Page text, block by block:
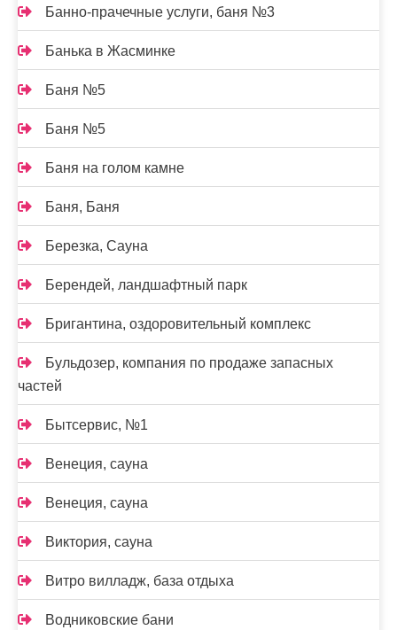
Банно-прачечные услуги, баня №3
Банька в Жасминке
Баня №5
Баня №5
Баня на голом камне
Баня, Баня
Березка, Сауна
Берендей, ландшафтный парк
Бригантина, оздоровительный комплекс
Бульдозер, компания по продаже запасных
частей
Бытсервис, №1
Венеция, сауна
Венеция, сауна
Виктория, сауна
Витро вилладж, база отдыха
Водниковские бани